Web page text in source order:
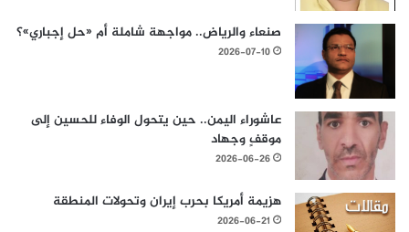
صنعاء والرياض.. مواجهة شاملة أم «حل إجباري»؟
2026-07-10
عاشوراء اليمن.. حين يتحول الوفاء للحسين إلى
موقفٍ وجهاد
2026-06-26
هزيمة أمريكا بحرب إيران وتحولات المنطقة
2026-06-21